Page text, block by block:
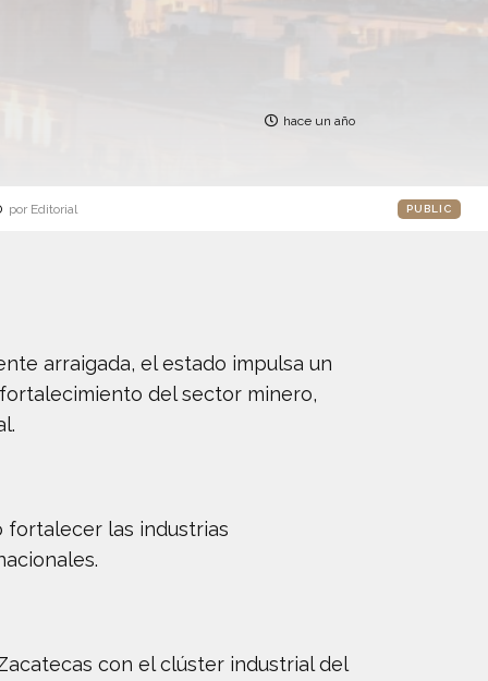
hace un año
por Editorial PUBLIC
arraigada, el estado impulsa un
del sector minero,
fortalecer las industrias
con el clúster industrial del